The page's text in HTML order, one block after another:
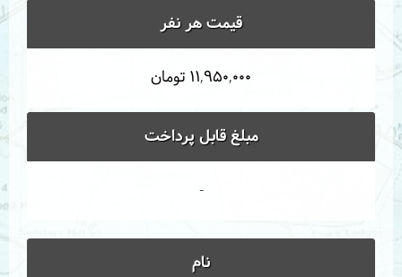
قیمت هر نفر
11,950,000 تومان
مبلغ قابل پرداخت
-
نام